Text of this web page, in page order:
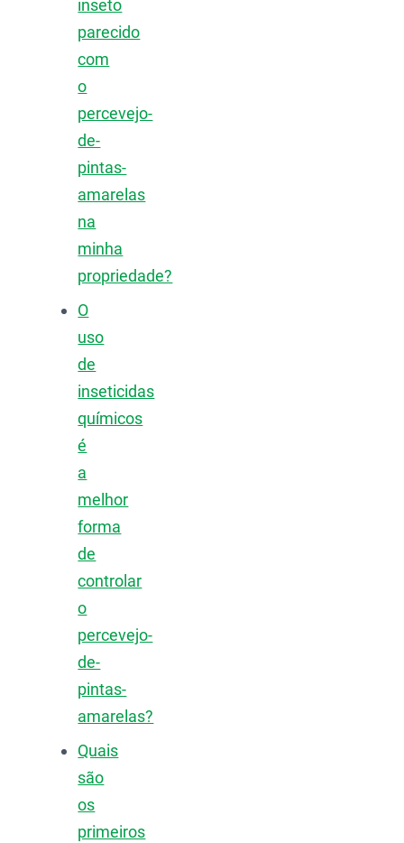
inseto
parecido
com
o
percevejo-
de-
pintas-
amarelas
na
minha
propriedade?
O
uso
de
inseticidas
químicos
é
a
melhor
forma
de
controlar
o
percevejo-
de-
pintas-
amarelas?
Quais
são
os
primeiros